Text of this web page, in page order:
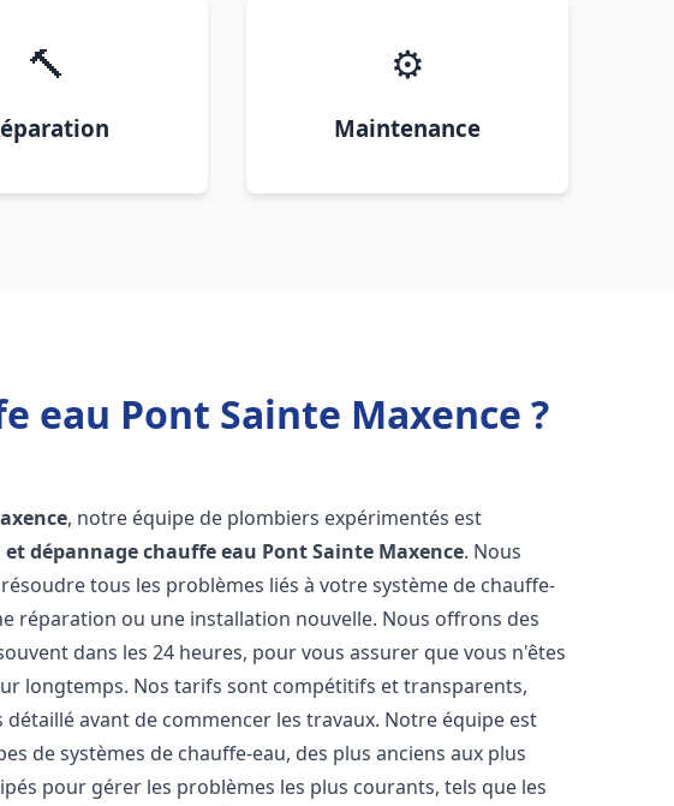
🔨 ⚙️
Maintenance
eau Pont Sainte Maxence ?
, notre équipe de plombiers expérimentés est
dépannage chauffe eau Pont Sainte Maxence. Nous
tous les problèmes liés à votre système de chauffe-
réparation ou une installation nouvelle. Nous offrons des
dans les 24 heures, pour vous assurer que vous n'êtes
longtemps. Nos tarifs sont compétitifs et transparents,
avant de commencer les travaux. Notre équipe est
de systèmes de chauffe-eau, des plus anciens aux plus
pour gérer les problèmes les plus courants, tels que les